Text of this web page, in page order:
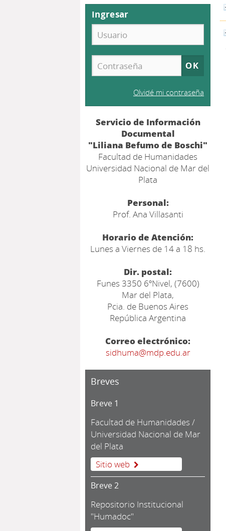
Ingresar
Olvidé mi contraseña
Servicio de Información
Documental
"Liliana Befumo de Boschi"
Facultad de Humanidades
Universidad Nacional de Mar del
Plata
Personal:
Prof. Ana Villasanti
Horario de Atención:
Lunes a Viernes de 14 a 18 hs.
Dir. postal:
Funes 3350 6ºNivel, (7600)
Mar del Plata,
Pcia. de Buenos Aires
República Argentina
Correo electrónico:
sidhuma@mdp.edu.ar
Breves
Breve 1
Facultad de Humanidades /
Universidad Nacional de Mar
del Plata
Sitio web
Breve 2
Repositorio Institucional
"Humadoc"